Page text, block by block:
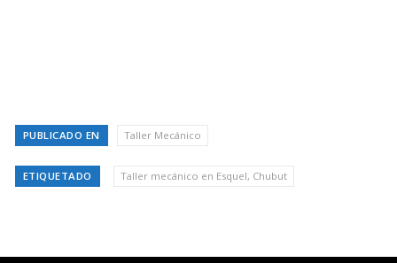
PUBLICADO EN Taller Mecánico
ETIQUETADO Taller mecánico en Esquel, Chubut